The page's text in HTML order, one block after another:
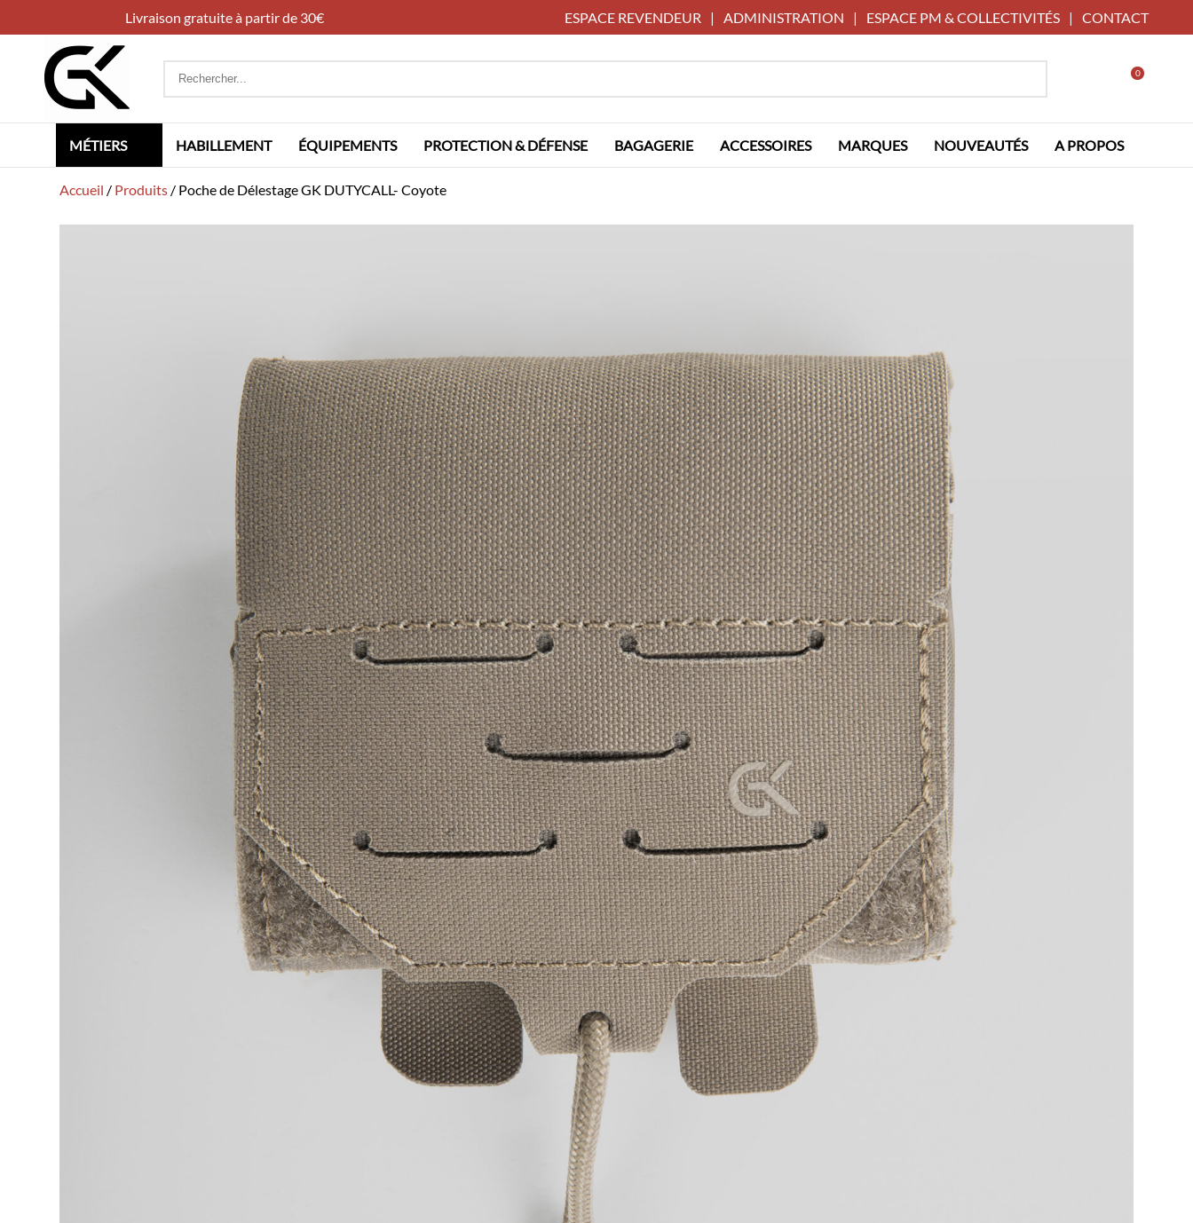
Livraison gratuite à partir de 30€ ESPACE REVENDEUR | ADMINISTRATION | ESPACE PM & COLLECTIVITÉS | CONTACT
Rechercher
0
MÉTIERS HABILLEMENT ÉQUIPEMENTS PROTECTION & DÉFENSE BAGAGERIE ACCESSOIRES MARQUES NOUVEAUTÉS A PROPOS
Accueil / Produits / Poche de Délestage GK DUTYCALL- Coyote